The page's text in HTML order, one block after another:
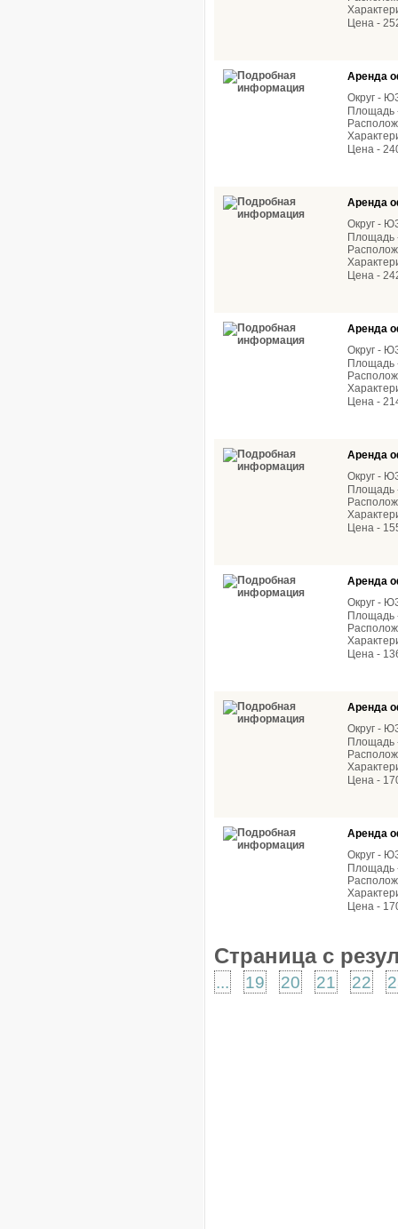
Цена -
Аренда
Округ -
Площадь
Цена -
Аренда
Округ -
Площадь
Цена -
Аренда
Округ -
Площадь
Цена -
Аренда
Округ -
Площадь
Цена -
Аренда
Округ -
Площадь
Цена -
Аренда
Округ -
Площадь
Цена -
Аренда
Округ -
Площадь
Цена -
Страница с
... 19 20 21 22